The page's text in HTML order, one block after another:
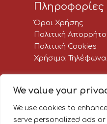
We value your
We use cookies to
serve personalized ads
Πληροφορίες
Όροι Χρήσης
Πολιτική
Πολιτική Cookies
Χρήσιμα Τηλέφωνα